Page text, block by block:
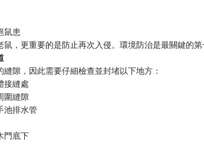
鼠患
，更重要的是防止再次入侵。環境防治是最關鍵的第
隙，因此需要仔細檢查並封堵以下地方：
接縫處
圍縫隙
池排水管
門底下